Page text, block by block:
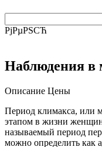
РјРµРЅСЋ
Наблюдения в
Описание Цены
Период климакса, или
этапом в жизни
называемый период
можно определить как